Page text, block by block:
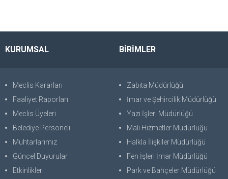
KURUMSAL
Meclis Kararları
Faaliyet Raporları
Meclis Üyeleri
Belediye Personeli
Muhtarlarımız
Güncel Duyurular
Etkinlikler
BİRİMLER
Zabıta Müdürlüğü
İmar ve Şehircilik Müdürlüğü
Yazı İşleri Müdürlüğü
Mali Hizmetler Müdürlüğü
Halkla İlişkiler Müdürlüğü
Fen İşleri İmar Müdürlüğü
Park ve Bahçeler Müdürlüğü